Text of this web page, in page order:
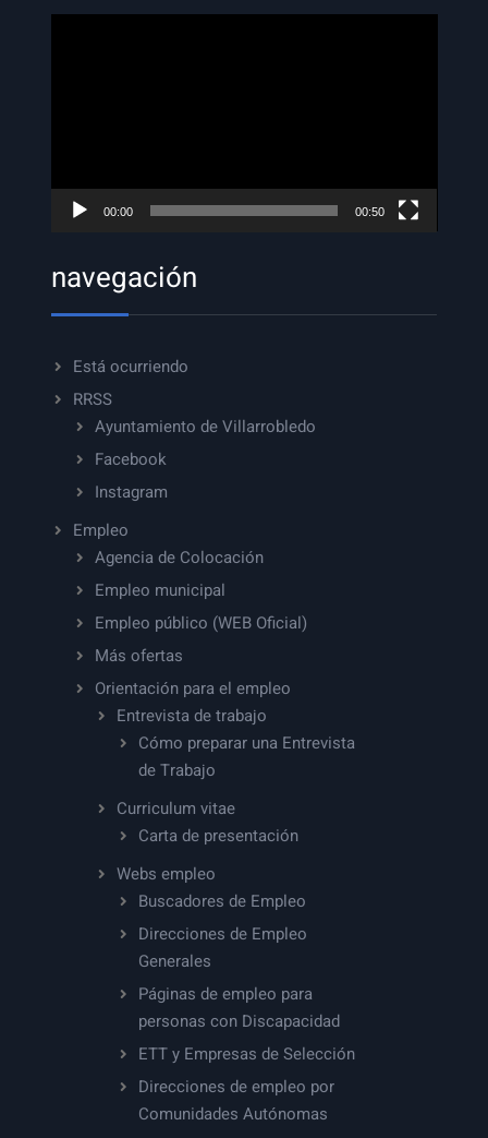
00:00 00:50
navegación
Está ocurriendo
RRSS
Ayuntamiento de Villarrobledo
Facebook
Instagram
Empleo
Agencia de Colocación
Empleo municipal
Empleo público (WEB Oficial)
Más ofertas
Orientación para el empleo
Entrevista de trabajo
Cómo preparar una Entrevista
de Trabajo
Curriculum vitae
Carta de presentación
Webs empleo
Buscadores de Empleo
Direcciones de Empleo
Generales
Páginas de empleo para
personas con Discapacidad
ETT y Empresas de Selección
Direcciones de empleo por
Comunidades Autónomas